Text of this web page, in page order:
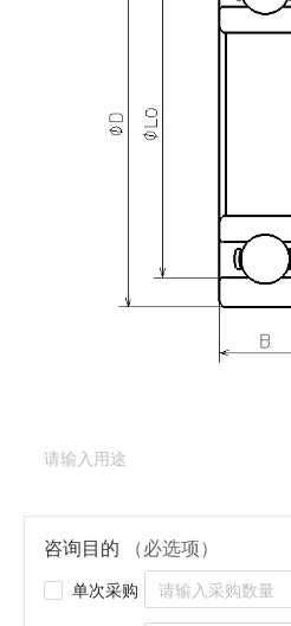
需要更多关于L-940
请填写表格，与美蓓亚三
深沟球轴承（基本
咨询目的 （必选项）
单次采购